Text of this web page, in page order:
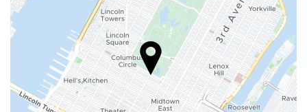
리셉션 서비스
24시간 프런트 데스크
수하물 보관소